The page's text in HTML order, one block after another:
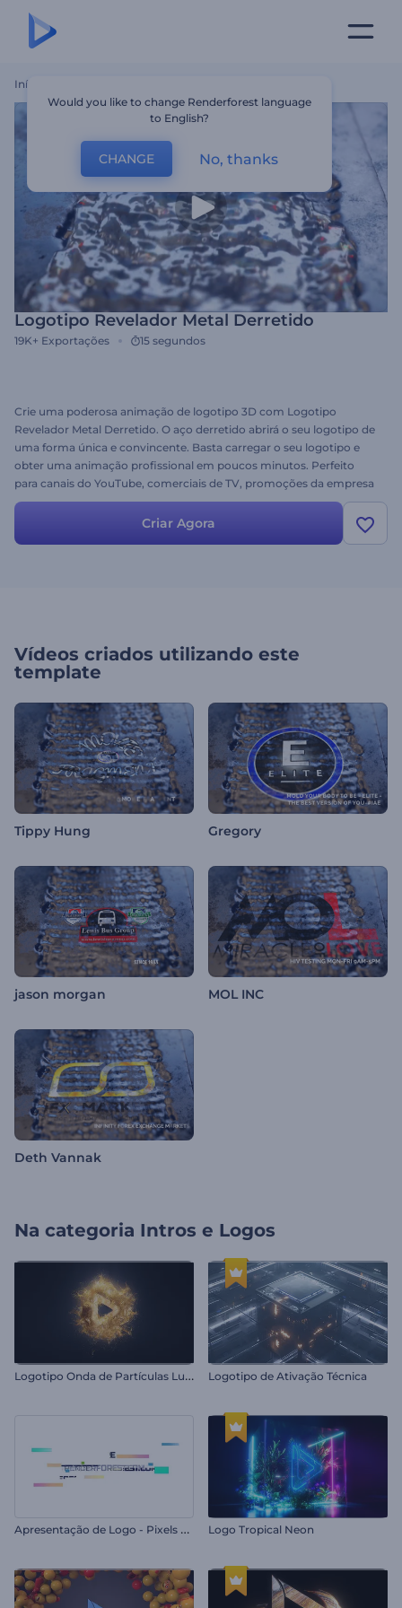
Início
Logotipo Revelador Metal Derretido
19K+ Exportações 15 segundos
Crie uma poderosa animação de logotipo 3D com Logotipo
Revelador Metal Derretido. O aço derretido abrirá o seu logotipo de
uma forma única e convincente. Basta carregar o seu logotipo e
obter uma animação profissional em poucos minutos. Perfeito
para canais do YouTube, comerciais de TV, promoções da empresa
e muito mais. Experimente agora mesmo e sinta o poder de uma
Criar Agora
Vídeos criados utilizando este
template
Tippy Hung Gregory
jason morgan MOL INC
Deth Vannak
Na categoria Intros e Logos
L
ogotipo Onda de Partículas Luminosas Logotipo de Ativação Técnica
A
presentação de Logo - Pixels Dinâmicos Logo Tropical Neon
Would you like to change Renderforest language
to English?
CHANGE No, thanks